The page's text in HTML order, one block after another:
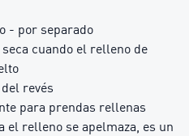
- por separado
cuando el relleno de
revés
para prendas rellenas
el relleno se apelmaza, es un